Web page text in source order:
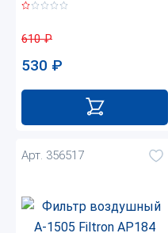
610₽
530 ₽
Арт. 356517